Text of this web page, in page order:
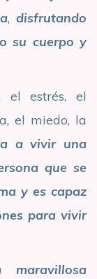
, disfrutando
su cuerpo y
el estrés, el
el miedo, la
a vivir una
que se
y es capaz
para vivir